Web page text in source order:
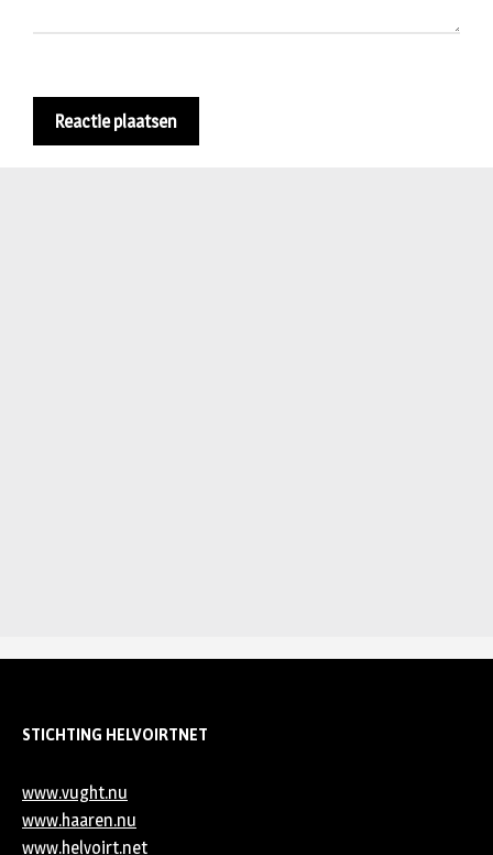
STICHTING HELVOIRTNET
www.vught.nu
www.haaren.nu
www.helvoirt.net